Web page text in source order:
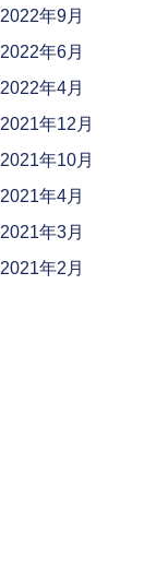
2022年9月
2022年6月
2022年4月
2021年12月
2021年10月
2021年4月
2021年3月
2021年2月